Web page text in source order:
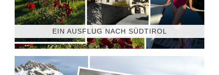
EIN AUSFLUG NACH SÜDTIROL